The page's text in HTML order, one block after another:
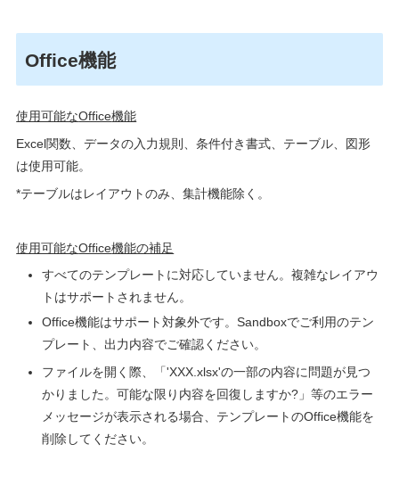
Office機能
使用可能なOffice機能
Excel関数、データの入力規則、条件付き書式、テーブル、図形
は使用可能。
*テーブルはレイアウトのみ、集計機能除く。
使用可能なOffice機能の補足
すべてのテンプレートに対応していません。複雑なレイアウ
トはサポートされません。
Office機能はサポート対象外です。Sandboxでご利用のテン
プレート、出力内容でご確認ください。
ファイルを開く際、「'XXX.xlsx'の一部の内容に問題が見つ
かりました。可能な限り内容を回復しますか? 」等のエラー
メッセージが表示される場合、テンプレートのOffice機能を
削除してください。